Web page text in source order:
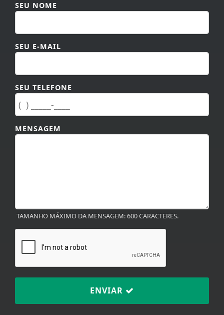
SEU NOME
SEU E-MAIL
SEU TELEFONE
MENSAGEM
TAMANHO MÁXIMO DA MENSAGEM: 600 CARACTERES.
ENVIAR